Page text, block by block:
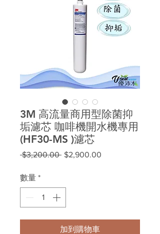
3M 高流量商用型除菌抑
垢濾芯 咖啡機開水機專用
(HF30-MS )濾芯
$3,200.00 一
格
$2,900.00
數量 *
加到購物車